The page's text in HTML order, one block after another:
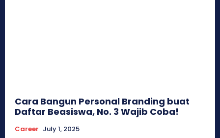
Cara Bangun Personal Branding buat
Daftar Beasiswa, No. 3 Wajib Coba!
Career July 1, 2025